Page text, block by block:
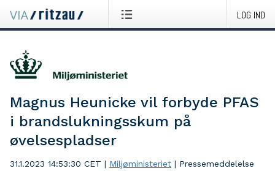
LOG IND
Magnus Heunicke vil forbyde PFAS
i brandslukningsskum på
øvelsespladser
31.1.2023 14:53:30 CET | Miljøministeriet | Pressemeddelelse